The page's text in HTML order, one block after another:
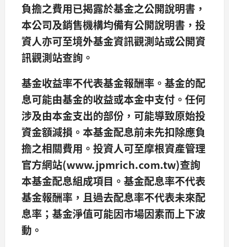
負擔之費用已揭露於基金之公開說明書，
本公司及銷售機構均備有公開說明書，投
資人亦可至境外基金資訊觀測站或公開資
訊觀測站查詢。
基金收益率不代表基金報酬率。基金的配
息可能由基金的收益或本金中支付。任何
涉及由本金支出的部份，可能導致原始投
資金額減損。本基金配息前未先扣除應負
擔之相關費用。投資人可至摩根資產管理
官方網站(www.jpmrich.com.tw)查詢
本基金配息組成項目。基金配息率不代表
基金報酬率，且過去配息率不代表未來配
息率；基金淨值可能因市場因素而上下波
動。